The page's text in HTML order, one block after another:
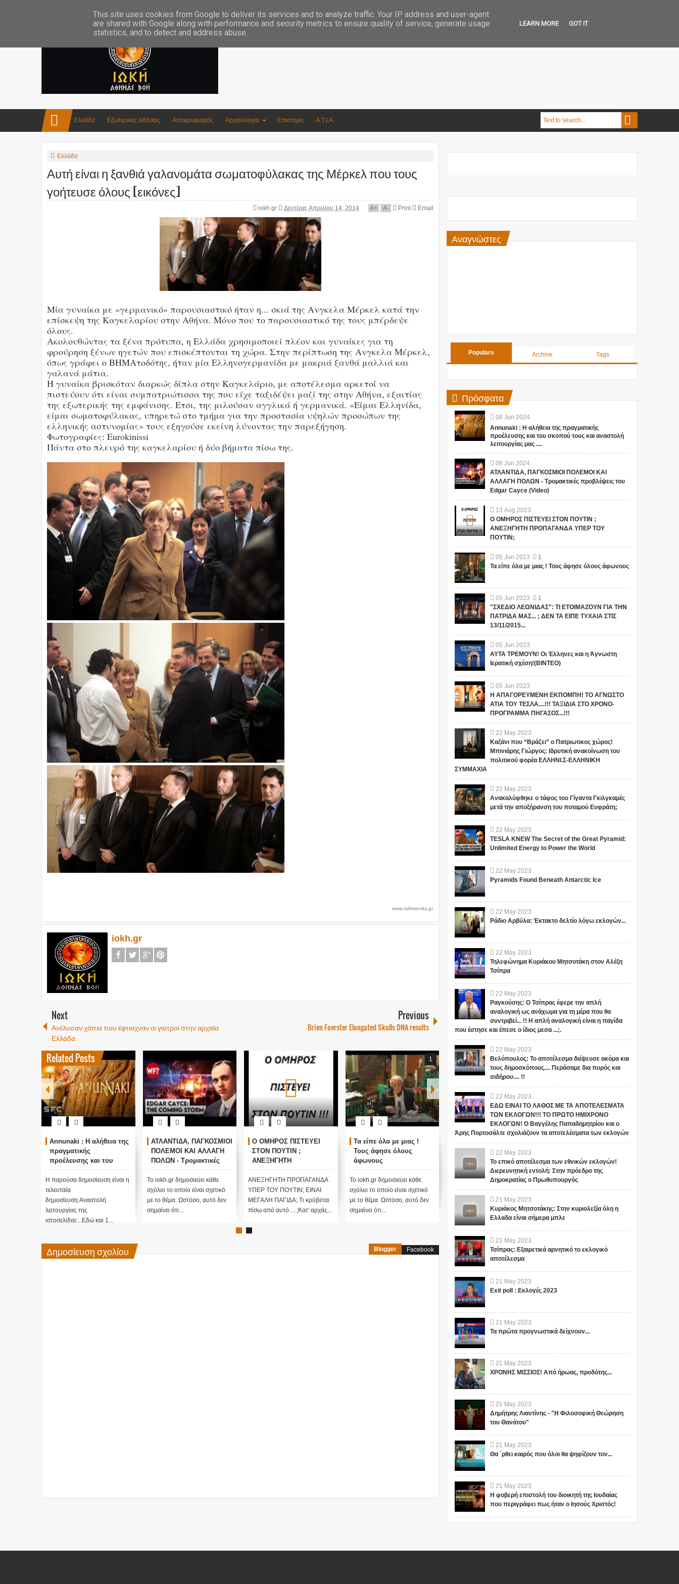
Ελλάδα Εξωτερικές ειδήσεις Αποκρυφισμός Αρχαιολογία Επιστήμη Α.Τ.Ι.Α.
Ελλάδα
Αυτή είναι η ξανθιά γαλανομάτα σωματοφύλακας της Μέρκελ που τους
γοήτευσε όλους [εικόνες]
iokh.gr Δευτέρα, Απριλίου 14, 2014 A+ A- Print Email
Μία γυναίκα με «γερμανικό» παρουσιαστικό ήταν η... σκιά της Ανγκελα Μέρκελ κατά την
επίσκεψη της Καγκελαρίου στην Αθήνα. Μόνο που το παρουσιαστικό της τους μπέρδεψε
όλους.
Ακολουθώντας τα ξένα πρότυπα, η Ελλάδα χρησιμοποιεί πλέον και γυναίκες για τη
φρούρηση ξένων ηγετών που επισκέπτονται τη χώρα. Στην περίπτωση της Ανγκελα Μέρκελ,
όπως γράφει ο ΒΗΜΑτοδότης, ήταν μία Ελληνογερμανίδα με μακριά ξανθά μαλλιά και
γαλανά μάτια.
Η γυναίκα βρισκόταν διαρκώς δίπλα στην Καγκελάριο, με αποτέλεσμα αρκετοί να
πιστεύουν ότι είναι συμπατριώτισσα της που είχε ταξιδέψει μαζί της στην Αθήνα, εξαιτίας
της εξωτερικής της εμφάνισης. Ετσι, της μιλούσαν αγγλικά ή γερμανικά. «Είμαι Ελληνίδα,
είμαι σωματοφύλακας, υπηρετώ στο τμήμα για την προστασία υψηλών προσώπων της
ελληνικής αστυνομίας» τους εξηγούσε εκείνη λύνοντας την παρεξήγηση.
Φωτογραφίες: Eurokinissi
Πάντα στο πλευρό της καγκελαρίου ή δύο βήματα πίσω της.
www.iefimerida.gr
iokh.gr
Next
Ανέλυσαν χάπια που έφτιαχναν οι γιατροί στην αρχαία
Ελλάδα
Previous
Brien Foerster Elongated Skulls DNA results
Related Posts
Annunaki : Η αλήθεια της
πραγματικής
προέλευσης και του
σκοπού τους και
αναστολή λειτουργίας
μας ....
Η παρούσα δημοσίευση είναι η
τελευταία
δημοσίευση:Αναστολή
λειτουργίας της
ιστοσελίδας...Εδώ και 1...
ΑΤΛΑΝΤΙΔΑ, ΠΑΓΚΟΣΜΙΟΙ
ΠΟΛΕΜΟΙ ΚΑΙ ΑΛΛΑΓΗ
ΠΟΛΩΝ - Τρομακτικές
προβλέψεις του Edgar
Cayce (Video)
Το iokh.gr δημοσιεύει κάθε
σχόλιο το οποίο είναι σχετικό
με το θέμα. Ωστόσο, αυτό δεν
σημαίνει ότι...
Ο ΟΜΗΡΟΣ ΠΙΣΤΕΥΕΙ
ΣΤΟΝ ΠΟΥΤΙΝ ;
ΑΝΕΞΗΓΗΤΗ
ΠΡΟΠΑΓΑΝΔΑ ΥΠΕΡ ΤΟΥ
ΠΟΥΤΙΝ;
ΑΝΕΞΗΓΗΤΗ ΠΡΟΠΑΓΑΝΔΑ
ΥΠΕΡ ΤΟΥ ΠΟΥΤΙΝ; ΕΙΝΑΙ
ΜΕΓΑΛΗ ΠΑΓΙΔΑ; Τι κρύβεται
πίσω από αυτό ....;Κατ' αρχάς...
1
Τα είπε όλα με μιας !
Τους άφησε όλους
άφωνους
Το iokh.gr δημοσιεύει κάθε
σχόλιο το οποίο είναι σχετικό
με το θέμα. Ωστόσο, αυτό δεν
σημαίνει ότι...
1
"ΣΧΕΔΙΟ ΛΕΩΝΙΔΑΣ": ΤΙ
ΕΤΟΙΜΑΖΟΥΝ ΓΙΑ ΤΗΝ
ΠΑΤΡΙΔΑ ΜΑΣ... ; ΔΕΝ ΤΑ
ΕΙΠΕ ΤΥΧΑΙΑ ΣΤΙΣ
13/11/2015...
Το iokh.gr δημοσιεύει κάθε
σχόλιο το οποίο είναι σχετικό
με το θέμα. Ωστόσο, αυτό δεν
σημαίνει ότι...
ΑΥΤΑ ΤΡΕΜΟΥΝ! Οι
Ιερατική σχέση!(ΒΙΝΤΕΟ)
Το iokh.gr δημοσιεύει κάθε
σχόλιο το οποίο είναι σχετικό
σημαίνει ότι...
Δημοσίευση σχολίου Blogger Facebook
Αναγνώστες
Populars Archive Tags
Πρόσφατα
08 Jun 2024
Annunaki : Η αλήθεια της πραγματικής
προέλευσης και του σκοπού τους και αναστολή
λειτουργίας μας ....
08 Jun 2024
ΑΤΛΑΝΤΙΔΑ, ΠΑΓΚΟΣΜΙΟΙ ΠΟΛΕΜΟΙ ΚΑΙ
ΑΛΛΑΓΗ ΠΟΛΩΝ - Τρομακτικές προβλέψεις του
Edgar Cayce (Video)
13 Aug 2023
Ο ΟΜΗΡΟΣ ΠΙΣΤΕΥΕΙ ΣΤΟΝ ΠΟΥΤΙΝ ;
ΑΝΕΞΗΓΗΤΗ ΠΡΟΠΑΓΑΝΔΑ ΥΠΕΡ ΤΟΥ
ΠΟΥΤΙΝ;
05 Jun 2023
1
Τα είπε όλα με μιας ! Τους άφησε όλους άφωνους
05 Jun 2023
1
"ΣΧΕΔΙΟ ΛΕΩΝΙΔΑΣ": ΤΙ ΕΤΟΙΜΑΖΟΥΝ ΓΙΑ ΤΗΝ
ΠΑΤΡΙΔΑ ΜΑΣ... ; ΔΕΝ ΤΑ ΕΙΠΕ ΤΥΧΑΙΑ ΣΤΙΣ
13/11/2015...
05 Jun 2023
ΑΥΤΑ ΤΡΕΜΟΥΝ! Οι Έλληνες και η Άγνωστη
Ιερατική σχέση!(ΒΙΝΤΕΟ)
05 Jun 2023
Η ΑΠΑΓΟΡΕΥΜΕΝΗ ΕΚΠΟΜΠΗ! ΤΟ ΑΓΝΩΣΤΟ
ΑΤΙΑ ΤΟΥ ΤΕΣΛΑ....!!! ΤΑΞΙΔΙΑ ΣΤΟ ΧΡΟΝΟ-
ΠΡΟΓΡΑΜΜΑ ΠΗΓΑΣΟΣ...!!!
22 May 2023
Καζάνι που “Βράζει” ο Πατριωτικος χώρος!
Μπινιάρης Γιώργος: Ιδρυτική ανακοίνωση του
πολιτικού φορέα ΕΛΛΗΝΙ.Σ-ΕΛΛΗΝΙΚΗ
ΣΥΜΜΑΧΙΑ
22 May 2023
Ανακαλύφθηκε ο τάφος του Γίγαντα Γκιλγκαμές
μετά την αποξήρανση του ποταμού Ευφράτη;
22 May 2023
TESLA KNEW The Secret of the Great Pyramid:
Unlimited Energy to Power the World
22 May 2023
Pyramids Found Beneath Antarctic Ice
22 May 2023
Ράδιο Αρβύλα: Έκτακτο δελτίο λόγω εκλογών...
22 May 2023
Τηλεφώνημα Κυριάκου Μητσοτάκη στον Αλέξη
Τσίπρα
22 May 2023
Ραγκούσης: Ο Τσίπρας έφερε την απλή
αναλογική ως ανάχωμα για τη μέρα που θα
συντριβεί... !! Η απλή αναλογική είναι η παγίδα
που έστησε και έπεσε ο ίδιος μεσα ...;.
22 May 2023
Βελόπουλος: Το αποτέλεσμα διέψευσε ακόμα και
τους δημοσκόπους.... Περάσαμε δια πυρός και
σιδήρου.... !!
22 May 2023
ΕΔΩ ΕΙΝΑΙ ΤΟ ΛΑΘΟΣ ΜΕ ΤΑ ΑΠΟΤΕΛΕΣΜΑΤΑ
ΤΩΝ ΕΚΛΟΓΩΝ!!! ΤΟ ΠΡΩΤΟ ΗΜΙΧΡΟΝΟ
ΕΚΛΟΓΩΝ! Ο Βαγγέλης Παπαδημητρίου και ο
Άρης Πορτοσάλτε σχολιάζουν τα αποτελέσματα των εκλογών
22 May 2023
Το επικό αποτέλεσμα των εθνικών εκλογών!
Διερευνητική εντολή: Στην πρόεδρο της
Δημοκρατίας ο Πρωθυπουργός
21 May 2023
Κυριάκος Μητσοτάκης: Στην κυριολεξία όλη η
Ελλαδα είναι σήμερα μπλε
21 May 2023
Τσίπρας: Εξαιρετικά αρνητικό το εκλογικό
αποτέλεσμα
21 May 2023
Exit poll : Εκλογές 2023
21 May 2023
Τα πρώτα προγνωστικά δείχνουν...
21 May 2023
ΧΡΟΝΗΣ ΜΙΣΣΙΟΣ! Από ήρωας, προδότης...
21 May 2023
Δημήτρης Λιαντίνης - "Η Φιλοσοφική Θεώρηση
του Θανάτου"
21 May 2023
Θα ΄ρθει καιρός που όλοι θα ψηφίζουν τον...
21 May 2023
Η φοβερή επιστολή του διοικητή της Ιουδαίας
που περιγράφει πως ήταν ο Ιησούς Χριστός!
This site uses cookies from Google to deliver its services and to analyze traffic. Your IP address and user-agent
are shared with Google along with performance and security metrics to ensure quality of service, generate usage
statistics, and to detect and address abuse.
LEARN MORE GOT IT